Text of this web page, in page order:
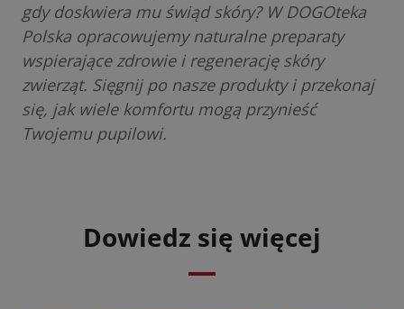
gdy doskwiera mu świąd skóry? W DOGOteka
Polska opracowujemy naturalne preparaty
wspierające zdrowie i regenerację skóry
zwierząt. Sięgnij po nasze produkty i przekonaj
się, jak wiele komfortu mogą przynieść
Twojemu pupilowi.
Dowiedz się więcej